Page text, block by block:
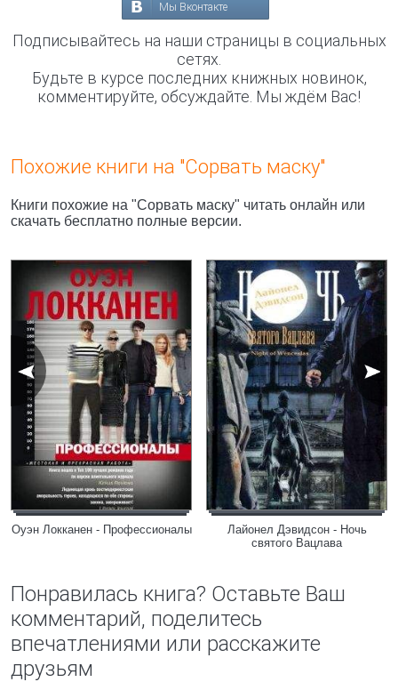
Мы Вконтакте
Подписывайтесь на наши страницы в социальных
сетях.
Будьте в курсе последних книжных новинок,
комментируйте, обсуждайте. Мы ждём Вас!
Похожие книги на "Сорвать маску"
Книги похожие на "Сорвать маску" читать онлайн или
скачать бесплатно полные версии.
Оуэн Локканен - Профессионалы
Лайонел Дэвидсон - Ночь
святого Вацлава
Понравилась книга? Оставьте Ваш
комментарий, поделитесь
впечатлениями или расскажите
друзьям